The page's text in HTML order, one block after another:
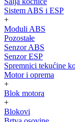
Sistem ABS i ESP
+
Moduli ABS
Pozostałe
Senzor ABS
Senzor ESP
Spremnici tekućine
Motor i oprema
+
Blok motora
+
Blokovi